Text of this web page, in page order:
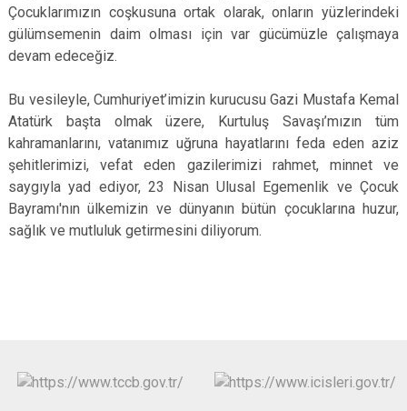
Çocuklarımızın coşkusuna ortak olarak, onların yüzlerindeki
gülümsemenin daim olması için var gücümüzle çalışmaya
devam edeceğiz.
Bu vesileyle, Cumhuriyet’imizin kurucusu Gazi Mustafa Kemal
Atatürk başta olmak üzere, Kurtuluş Savaşı’mızın tüm
kahramanlarını, vatanımız uğruna hayatlarını feda eden aziz
şehitlerimizi, vefat eden gazilerimizi rahmet, minnet ve
saygıyla yad ediyor, 23 Nisan Ulusal Egemenlik ve Çocuk
Bayramı'nın ülkemizin ve dünyanın bütün çocuklarına huzur,
sağlık ve mutluluk getirmesini diliyorum.